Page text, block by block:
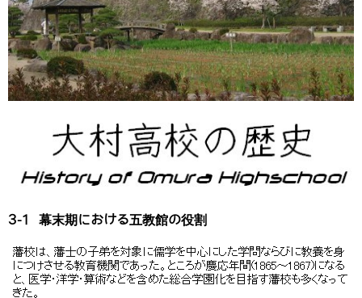
3-1 幕末期における五教館の役割